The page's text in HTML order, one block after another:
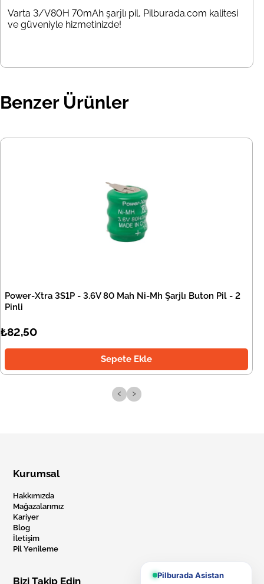
Varta 3/V80H 70mAh şarjlı pil, Pilburada.com kalitesi
ve güveniyle hizmetinizde!
Benzer Ürünler
Power-Xtra 3S1P - 3.6V 80 Mah Ni-Mh Şarjlı Buton Pil - 2
Pinli
₺82,50
Sepete Ekle
‹ ›
Kurumsal
Hakkımızda
Mağazalarımız
Kariyer
Blog
İletişim
Pil Yenileme
Bizi Takip Edin
Pilburada Asistan